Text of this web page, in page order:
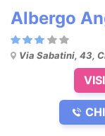
Albergo
Via Sabatini, 43,